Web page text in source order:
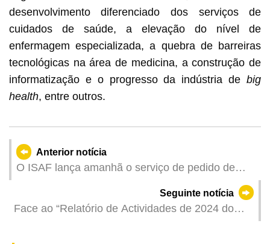
desenvolvimento diferenciado dos serviços de
cuidados de saúde, a elevação do nível de
enfermagem especializada, a quebra de barreiras
tecnológicas na área de medicina, a construção de
informatização e o progresso da indústria debig
health, entre outros.
Anterior notícia
O ISAF lança amanhã o serviço de pedido de
disponível na “ Plataforma para Empresas e
Associações”
Seguinte notícia
Face ao “Relatório de Actividades de 2024 do